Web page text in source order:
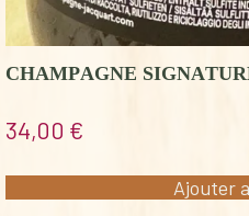
CHAMPAGNE
34,00 €
Ajouter